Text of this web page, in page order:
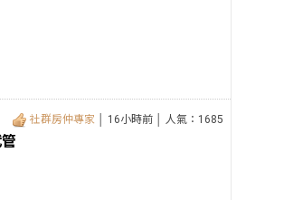
社群房仲專家 │ 16小時前 │ 人氣：1685